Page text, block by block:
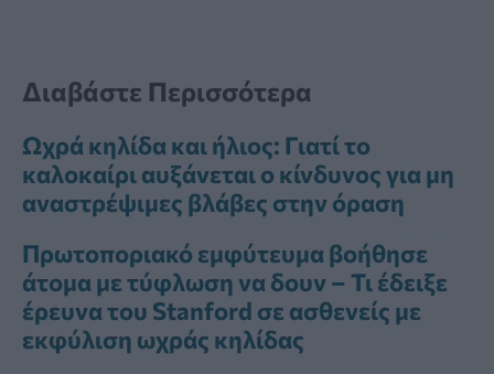
Διαβάστε Περισσότερα
Ωχρά κηλίδα και ήλιος: Γιατί το
καλοκαίρι αυξάνεται ο κίνδυνος για μη
αναστρέψιμες βλάβες στην όραση
Πρωτοποριακό εμφύτευμα βοήθησε
άτομα με τύφλωση να δουν – Τι έδειξε
έρευνα του Stanford σε ασθενείς με
εκφύλιση ωχράς κηλίδας